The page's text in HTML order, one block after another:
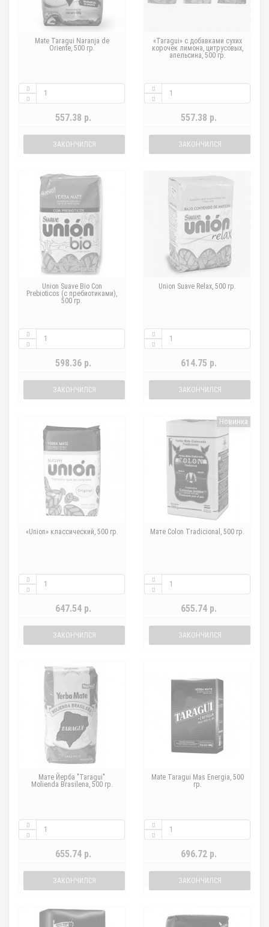
Mate Taragui Naranja de
Oriente, 500 гр.
557.38 р.
ЗАКОНЧИЛСЯ
«Taragui» с добавками сухих
корочек лимона, цитрусовых,
апельсина, 500 гр.
557.38 р.
ЗАКОНЧИЛСЯ
Union Suave Bio Con
Prebioticos (с пребиотиками),
500 гр.
598.36 р.
ЗАКОНЧИЛСЯ
Union Suave Relax, 500 гр.
614.75 р.
ЗАКОНЧИЛСЯ
«Union» классический, 500 гр.
647.54 р.
ЗАКОНЧИЛСЯ
Новинка
Мате Colon Tradicional, 500 гр.
655.74 р.
ЗАКОНЧИЛСЯ
Мате Йерба "Taragui"
Molienda Brasilena, 500 гр.
655.74 р.
ЗАКОНЧИЛСЯ
Mate Taragui Mas Energia, 500
гр.
696.72 р.
ЗАКОНЧИЛСЯ